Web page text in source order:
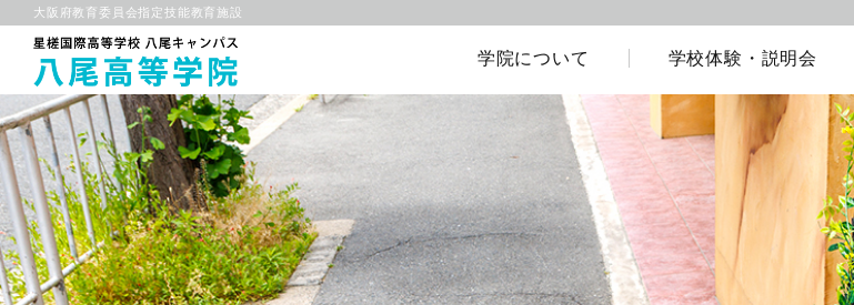
大阪府教育委員会指定技能教育施設
学院について 学校体験・説明会